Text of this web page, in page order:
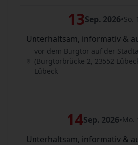
13Sep. 2026•So.
Unterhaltsam, informativ &
vor dem Burgtor auf der
(Burgtorbrücke 2, 23552
Lübeck
14Sep. 2026•Mo.
Unterhaltsam, informativ &